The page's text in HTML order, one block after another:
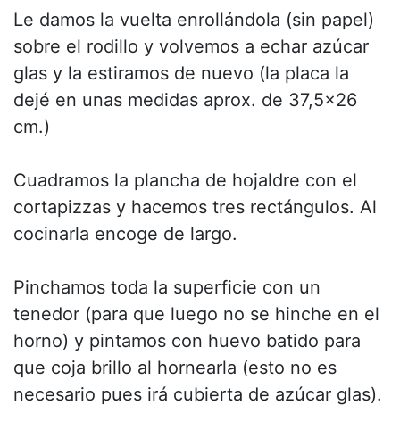
Le damos la vuelta enrollándola (sin papel)
sobre el rodillo y volvemos a echar azúcar
glas y la estiramos de nuevo (la placa la
dejé en unas medidas aprox. de 37,5x26
cm.)
Cuadramos la plancha de hojaldre con el
cortapizzas y hacemos tres rectángulos. Al
cocinarla encoge de largo.
Pinchamos toda la superficie con un
tenedor (para que luego no se hinche en el
horno) y pintamos con huevo batido para
que coja brillo al hornearla (esto no es
necesario pues irá cubierta de azúcar glas).